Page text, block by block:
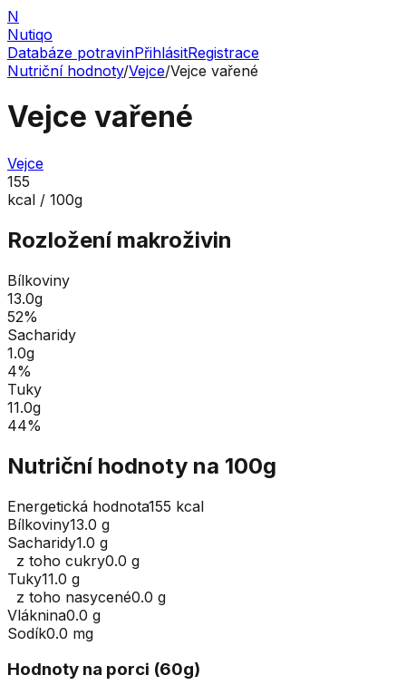
N
Nutiqo
Databáze potravinPřihlásitRegistrace
Nutriční hodnoty/Vejce/Vejce vařené
Vejce vařené
Vejce
155
kcal / 100g
Rozložení makroživin
Bílkoviny
13.0g
52%
Sacharidy
1.0g
4%
Tuky
11.0g
44%
Nutriční hodnoty na 100g
Energetická hodnota155 kcal
Bílkoviny13.0 g
Sacharidy1.0 g
z toho cukry0.0 g
Tuky11.0 g
z toho nasycené0.0 g
Vláknina0.0 g
Sodík0.0 mg
Hodnoty na porci (60g)